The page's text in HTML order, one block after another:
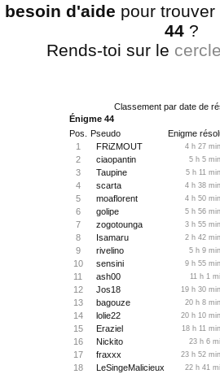
besoin d'aide pour
44?
Rends-toi sur le
Classement par date de
Énigme 44
Pos.
Pseudo
Enigme
1
FRiZMOUT 4 h 27
2 ciaopantin 5 h 5
3 Taupine 5 h 11
4 scarta 4 h 38
5 moaflorent 4 h 50
6 golipe 5 h 56
7 zogotounga 3 h 55
8 Isamaru 2 h 42
9 rivelino 5 h 9
10 sensini 9 h 55
11 ash00 11 h 1
12 Jos18 19 h 30
13 bagouze 20 h 8
14 lolie22 20 h 10
15 Eraziel 18 h 11
16 Nickito 23 h 6
17 fraxxx 23 h 52
18 LeSingeMalicieux 22 h 41